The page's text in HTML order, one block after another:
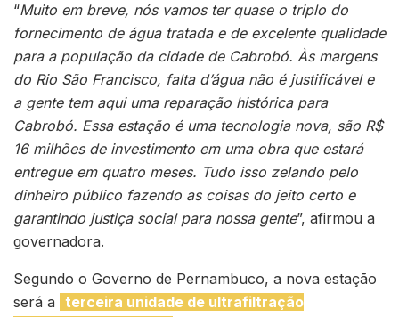
“Muito em breve, nós vamos ter quase o triplo do
fornecimento de água tratada e de excelente qualidade
para a população da cidade de Cabrobó. Às margens
do Rio São Francisco, falta d’água não é justificável e
a gente tem aqui uma reparação histórica para
Cabrobó. Essa estação é uma tecnologia nova, são R$
16 milhões de investimento em uma obra que estará
entregue em quatro meses. Tudo isso zelando pelo
dinheiro público fazendo as coisas do jeito certo e
garantindo justiça social para nossa gente”, afirmou a
governadora.
Segundo o Governo de Pernambuco, a nova estação
será a
terceira unidade de ultrafiltração